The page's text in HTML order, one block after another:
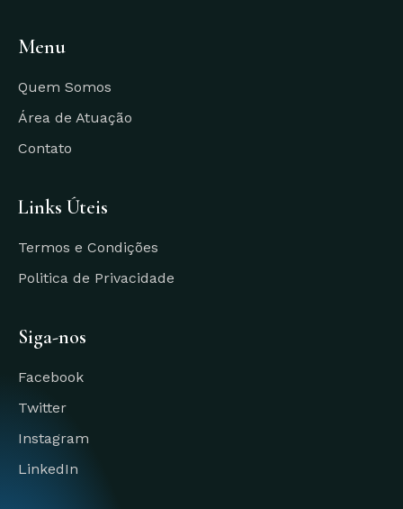
Menu
Quem Somos
Área de Atuação
Contato
Links Úteis
Termos e Condições
Politica de Privacidade
Siga-nos
Facebook
Twitter
Instagram
LinkedIn